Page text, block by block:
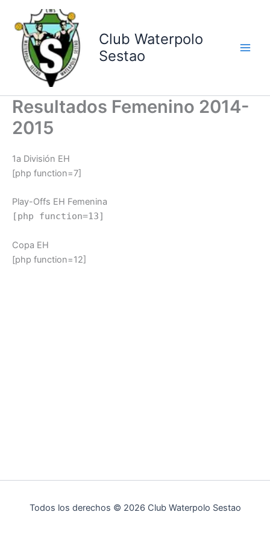
contenido
Club Waterpolo
Sestao
Resultados Femenino 2014-
2015
1a División EH
[php function=7]
Play-Offs EH Femenina
[php function=13]
Copa EH
[php function=12]
Todos los derechos © 2026 Club Waterpolo Sestao